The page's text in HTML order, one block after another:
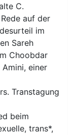
C.
auf der
im
Sareh
Choobdar
einer
Transtagung
beim
trans*,